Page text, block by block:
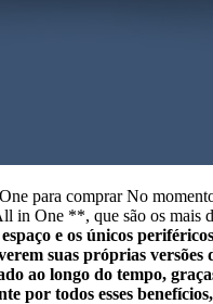
para comprar No
One **, que são os mais
e os únicos
suas próprias
ao longo do tempo,
por todos esses